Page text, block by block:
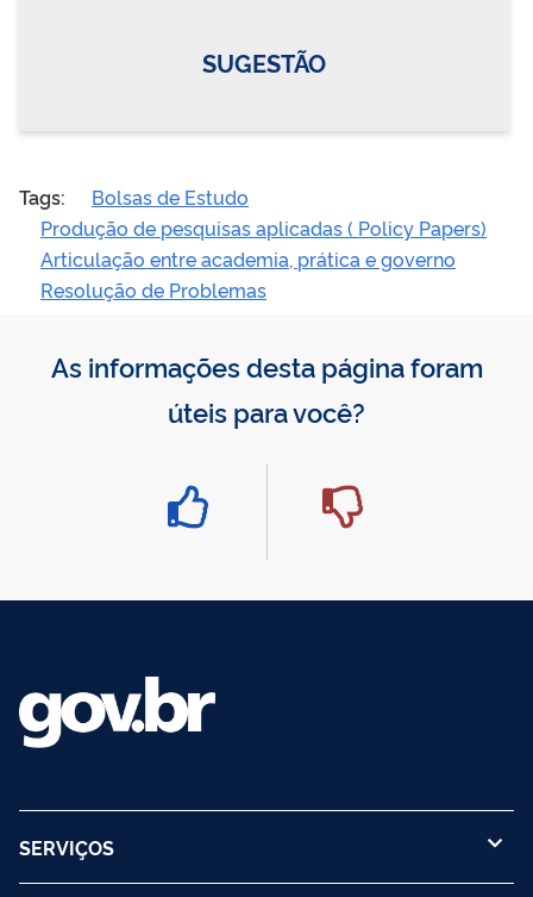
SUGESTÃO
Tags:
Bolsas de Estudo
Produção de pesquisas aplicadas ( Policy Papers)
Articulação entre academia, prática e governo
Resolução de Problemas
As informações desta página foram
úteis para você?
SERVIÇOS